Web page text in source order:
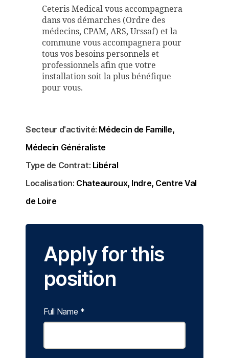
Ceteris Medical vous accompagnera
dans vos démarches (Ordre des
médecins, CPAM, ARS, Urssaf) et la
commune vous accompagnera pour
tous vos besoins personnels et
professionnels afin que votre
installation soit la plus bénéfique
pour vous.
Secteur d'activité: Médecin de Famille
Médecin Généraliste
Type de Contrat: Libéral
Localisation: Chateauroux Indre Centre Val
de Loire
Apply for this
position
Full Name *